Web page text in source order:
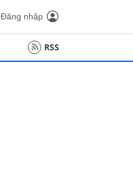
Đăng nhập
RSS